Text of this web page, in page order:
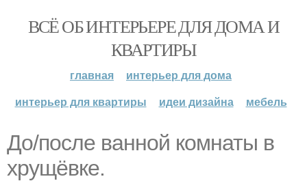
ВСЁ ОБ ИНТЕРЬЕРЕ ДЛЯ ДОМА И
КВАРТИРЫ
главная
интерьер для дома
интерьер для квартиры
идеи дизайна мебель
До/после ванной комнаты в
хрущёвке.